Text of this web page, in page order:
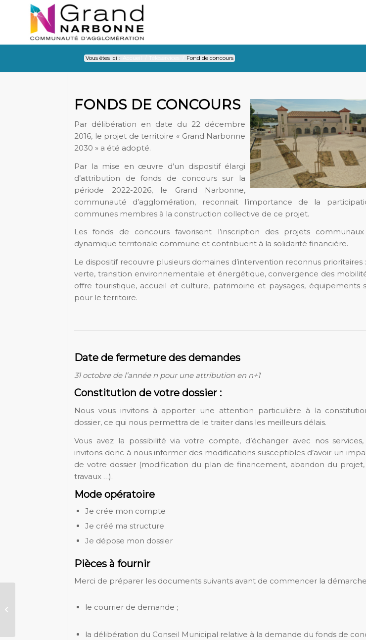
Vous êtes ici : Fond de concours
Fond de concoursFONDS DE CONCOURS
Par délibération en date du 22 décembre
2016, le projet de territoire « Grand Narbonne
2030 » a été adopté.
Par la mise en œuvre d’un dispositif élargi
d’attribution de fonds de concours sur la
période 2022-2026, le Grand Narbonne,
communauté d’agglomération, reconnait l’importance de la
communes membres à la construction collective de ce projet.
Les fonds de concours favorisent l’inscription des projets
dynamique territoriale commune et contribuent à la solidarité financière.
Le dispositif recouvre plusieurs domaines d’intervention reconnus prioritaires
verte, transition environnementale et énergétique, convergence des
offre touristique, accueil et culture, patrimoine et paysages, équipements
pour le territoire.
Date de fermeture des demandes
31 octobre de l’année n pour une attribution en n+1
Constitution de votre dossier :
Nous vous invitons à apporter une attention particulière à la
dossier, ce qui nous permettra de le traiter dans les meilleurs délais.
Vous avez la possibilité via votre compte, d’échanger avec nos
invitons donc à nous informer des modifications susceptibles d’avoir un
de votre dossier (modification du plan de financement, abandon du
travaux …).
Mode opératoire
Je crée mon compte
Je créé ma structure
Je dépose mon dossier
Pièces à fournir
Merci de préparer les documents suivants avant de commencer la
le courrier de demande ;
la délibération du Conseil Municipal relative à la demande du fonds de